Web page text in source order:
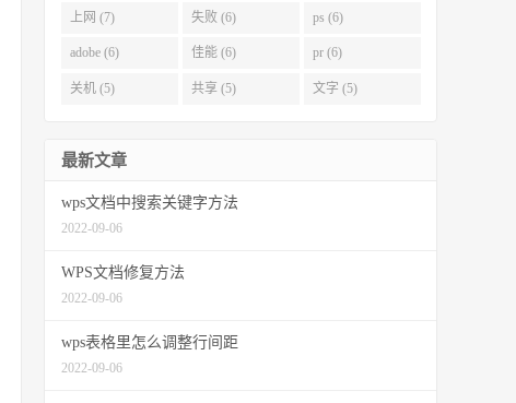
上网 (7) 失败 (6) ps (6)
adobe (6) 佳能 (6) pr (6)
关机 (5) 共享 (5) 文字 (5)
最新文章
wps文档中搜索关键字方法
2022-09-06
WPS文档修复方法
2022-09-06
wps表格里怎么调整行间距
2022-09-06